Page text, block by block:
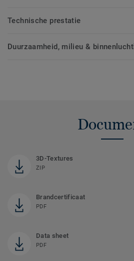
Technische prestatie
Duurzaamheid, milieu &
3D-Textures
ZIP
Brandcertificaat
PDF
Data sheet
PDF